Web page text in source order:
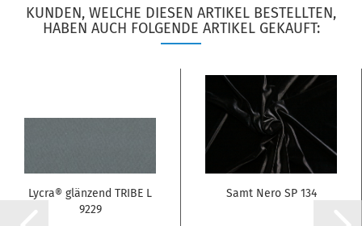
KUNDEN, WELCHE DIESEN ARTIKEL BESTELLTEN,
HABEN AUCH FOLGENDE ARTIKEL GEKAUFT:
Lycra® glänzend TRIBE L
9229
Samt Nero SP 134